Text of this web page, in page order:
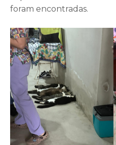
foram encontradas.